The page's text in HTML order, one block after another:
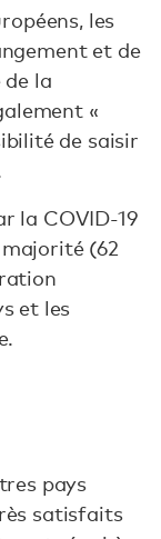
les
et de
la
«
de saisir
la COVID-19
(62
et les
pays
satisfaits